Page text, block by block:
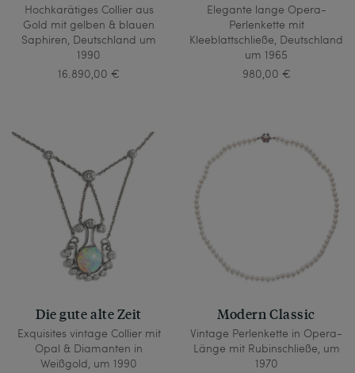
Hochkarätiges Collier aus
Gold mit gelben & blauen
Saphiren, Deutschland um
1990
16.890,00 €
Elegante lange Opera-
Perlenkette mit
Kleeblattschließe, Deutschland
um 1965
980,00 €
Die gute alte Zeit
Exquisites vintage Collier mit
Opal & Diamanten in
Weißgold, um 1990
Modern Classic
Vintage Perlenkette in Opera-
Länge mit Rubinschließe, um
1970